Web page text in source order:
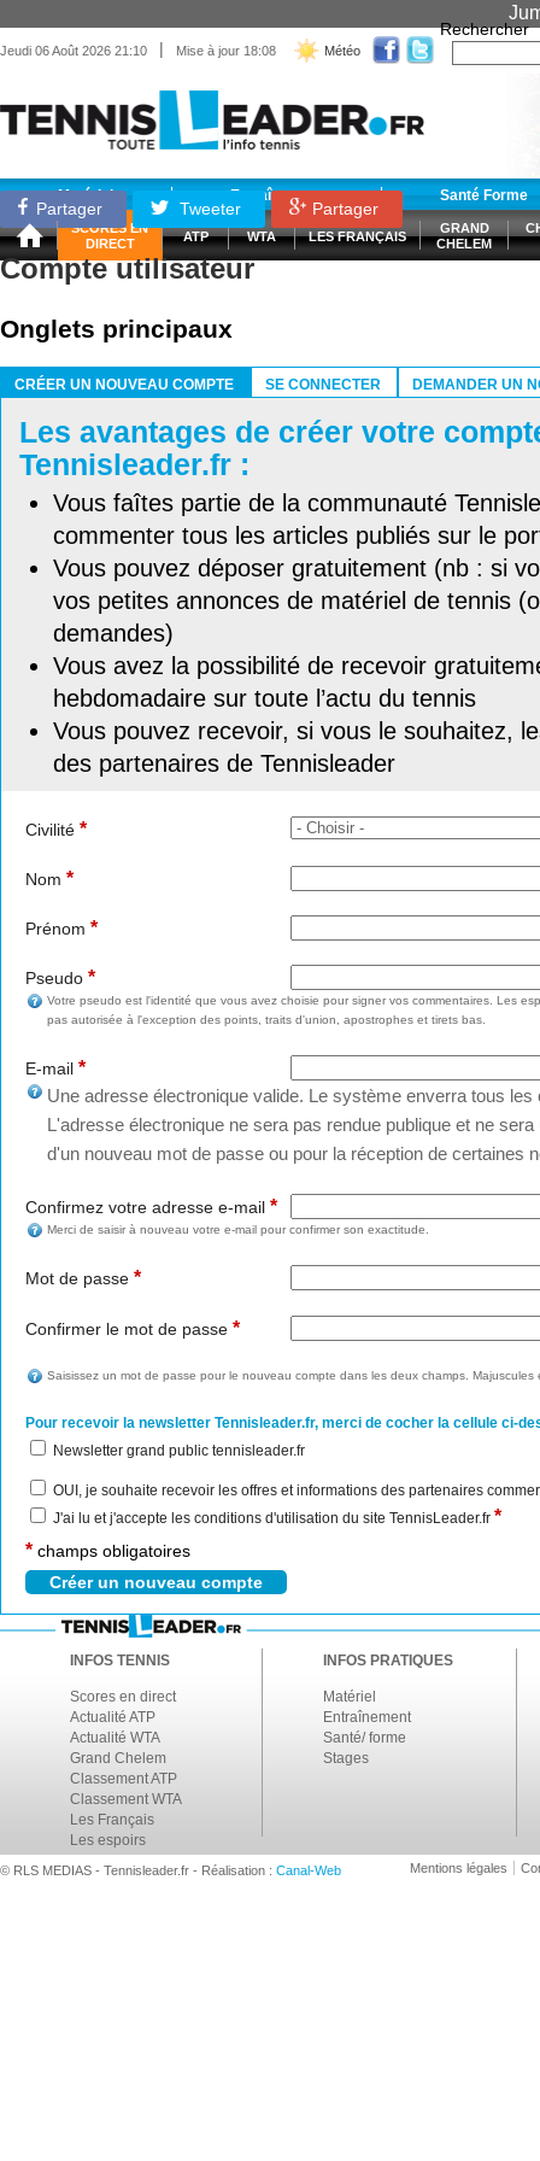
Jeudi 06 Août 2026 21:10 | Mise à jour 18:08 Météo
Rechercher
Matériel Entraînement Santé Forme
SCORES EN
DIRECT
ATP WTA LES FRANÇAIS
GRAND
CHELEM
Partager Tweeter Partager
Compte utilisateur
Onglets principaux
CRÉER UN NOUVEAU COMPTE
SE CONNECTER DEMANDER UN
Les avantages de créer votre
Tennisleader.fr :
Vous faîtes partie de la communauté
commenter tous les articles publiés sur le
Vous pouvez déposer gratuitement (nb : si
vos petites annonces de matériel de tennis
demandes)
Vous avez la possibilité de recevoir
hebdomadaire sur toute l’actu du tennis
Vous pouvez recevoir, si vous le souhaitez,
des partenaires de Tennisleader
Civilité *
Nom *
Prénom *
Pseudo *
Votre pseudo est l'identité que vous avez choisie pour signer vos commentaires. Les
pas autorisée à l'exception des points, traits d'union, apostrophes et tirets bas.
E-mail *
Une adresse électronique valide. Le système enverra tous
L'adresse électronique ne sera pas rendue publique et ne
d'un nouveau mot de passe ou pour la réception de certaines
Confirmez votre adresse e-mail *
Merci de saisir à nouveau votre e-mail pour confirmer son exactitude.
Mot de passe *
Confirmer le mot de passe *
Saisissez un mot de passe pour le nouveau compte dans les deux champs. Majuscules
Pour recevoir la newsletter Tennisleader.fr, merci de cocher la cellule ci-
Newsletter grand public tennisleader.fr
OUI, je souhaite recevoir les offres et informations des partenaires
J'ai lu et j'accepte les conditions d'utilisation du site TennisLeader.fr *
* champs obligatoires
INFOS TENNIS
Scores en direct
Actualité ATP
Actualité WTA
Grand Chelem
Classement ATP
Classement WTA
Les Français
Les espoirs
INFOS PRATIQUES
Matériel
Entraînement
Santé/ forme
Stages
© RLS MEDIAS - Tennisleader.fr - Réalisation : Canal-Web Mentions légales